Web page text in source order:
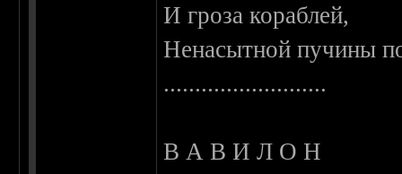
И гроза кораблей,
Ненасытной пучины
..........................
В А В И Л О Н